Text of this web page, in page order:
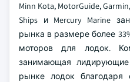
Minn Kota, MotorGuide,
Ships и Mercury Marine
рынка в размере более
моторов для лодок.
занимающая
рынке лодок